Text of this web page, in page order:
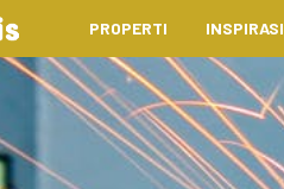
PROPERTI INSPIRASI